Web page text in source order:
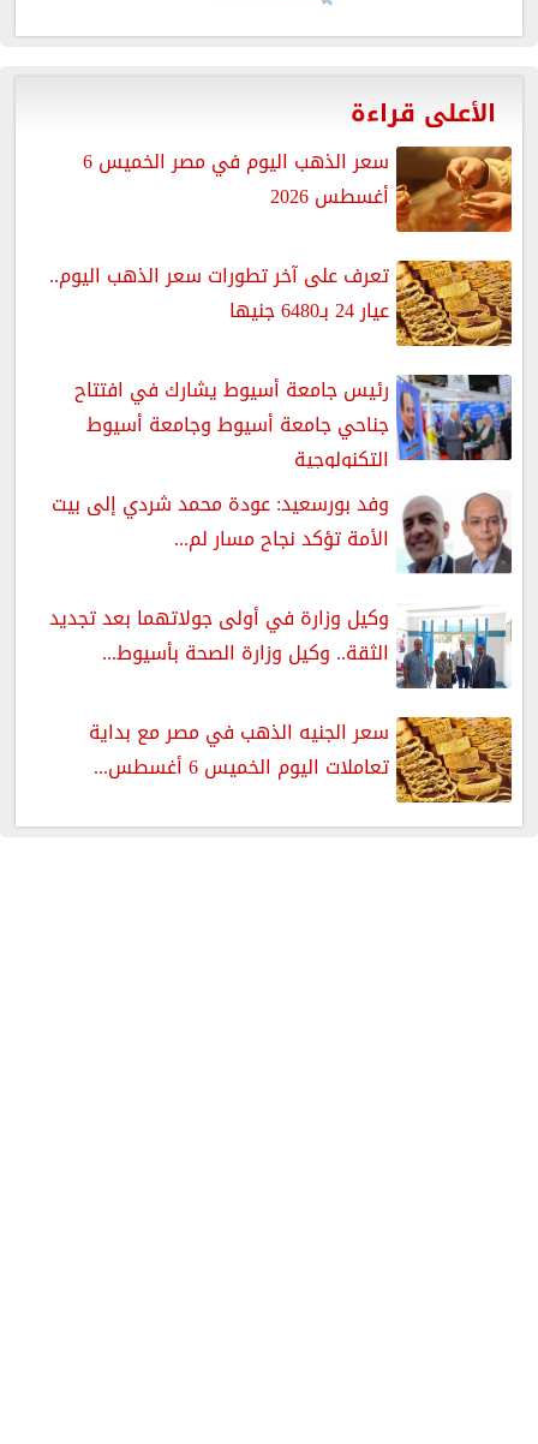
الأعلى قراءة
سعر الذهب اليوم في مصر الخميس 6
أغسطس 2026
تعرف على آخر تطورات سعر الذهب اليوم..
عيار 24 بـ6480 جنيها
رئيس جامعة أسيوط يشارك في افتتاح
جناحي جامعة أسيوط وجامعة أسيوط
التكنولوجية
وفد بورسعيد: عودة محمد شردي إلى بيت
الأمة تؤكد نجاح مسار لم...
وكيل وزارة في أولى جولاتهما بعد تجديد
الثقة.. وكيل وزارة الصحة بأسيوط...
سعر الجنيه الذهب في مصر مع بداية
تعاملات اليوم الخميس 6 أغسطس...